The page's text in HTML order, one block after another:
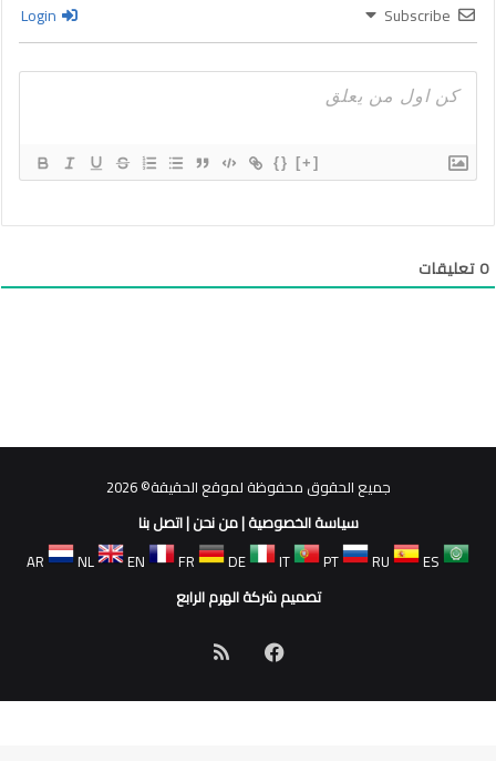
Subscribe
{} [+]
0تعليقات
جميع الحقوق محفوظة لموقع الحقيقة© 2026
سياسة الخصوصية|من نحن|اتصل بنا
AR
NL EN FR DE IT PT RU
ES
تصميم شركة الهرم الرابع
فيسبوكملخص
الموقع